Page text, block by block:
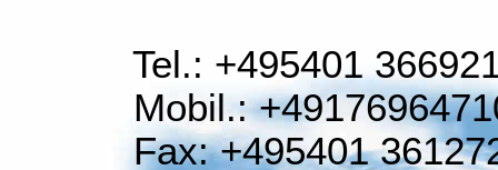
Tel.: +495401
Mobil.:
Fax: +495401